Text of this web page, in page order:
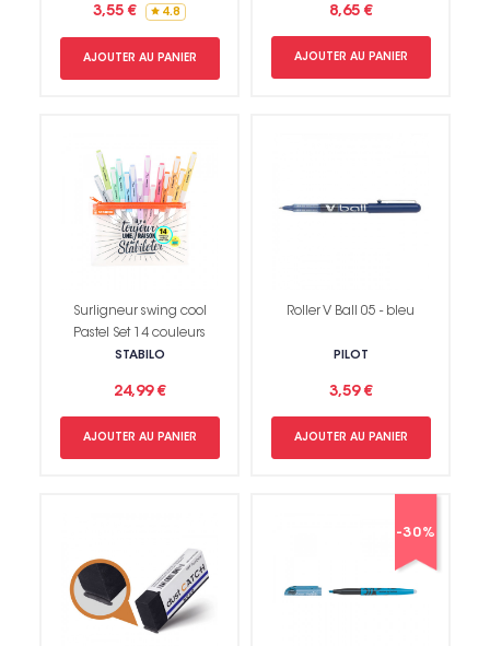
3,55 € 4.8
AJOUTER AU PANIER
8,65 €
AJOUTER AU PANIER
Surligneur swing cool
Pastel Set 14 couleurs
STABILO
24,99 €
AJOUTER AU PANIER
Roller V Ball 05 - bleu
PILOT
3,59 €
AJOUTER AU PANIER
-30%